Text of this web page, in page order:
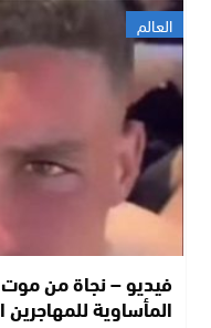
العالم
فيديو – نجاة من
المأساوية للمهاجرين